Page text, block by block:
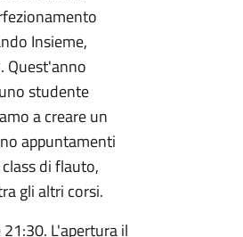
Insieme,
Quest'anno
studente
a creare un
appuntamenti
di flauto,
gli altri corsi.
L'apertura il